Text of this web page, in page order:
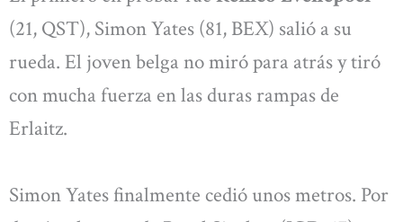
(21, QST), Simon Yates (81, BEX) salió a su
rueda. El joven belga no miró para atrás y tiró
con mucha fuerza en las duras rampas de
Erlaitz.
Simon Yates finalmente cedió unos metros. Por